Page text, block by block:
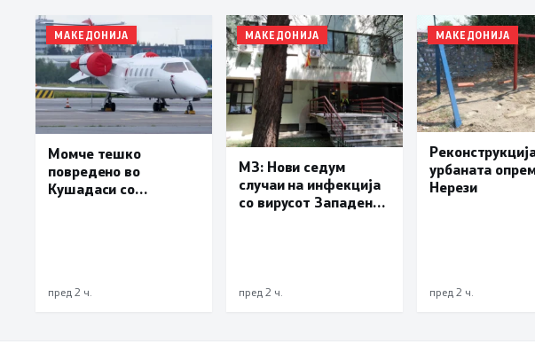
МАКЕДОНИЈА
Момче тешко
повредено во
Кушадаси со
пред 2 ч.
МАКЕДОНИЈА
МЗ: Нови седум
случаи на инфекција
со вирусот Западен
пред 2 ч.
МАКЕДОНИЈА
урбаната
Нерези
пред 2 ч.